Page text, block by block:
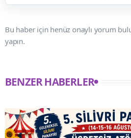
Bu haber için henüz onaylı yorum
yapın.
BENZER HABERLER